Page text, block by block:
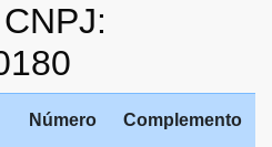
Número Complemento